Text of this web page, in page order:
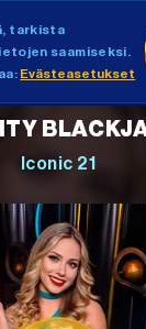
Iconic 21
tarkista
saamiseksi.
Evästeasetukset